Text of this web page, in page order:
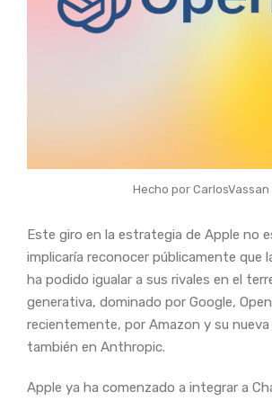
Hecho por CarlosVassan
Este giro en la estrategia de Apple no
implicaría reconocer públicamente que
ha podido igualar a sus rivales en el
generativa, dominado por Google,
recientemente, por Amazon y su nueva
también en Anthropic.
Apple ya ha comenzado a integrar a